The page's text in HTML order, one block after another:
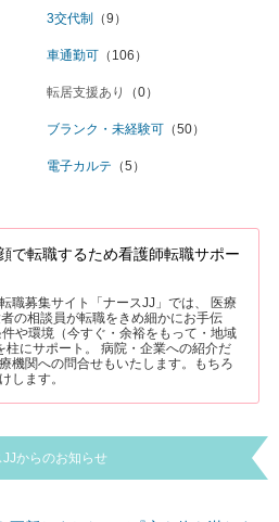
3交代制 （9）
車通勤可 （106）
転居支援あり （0）
ブランク・未経験可 （50）
電子カルテ （5）
で転職するため看護師転職サポー
職募集サイト「ナースJJ」では、 医療
の相談員が転職をきめ細かにお手伝
や環境（今すぐ・余裕をもって・地域
柱にサポート。 病院・企業への紹介だ
機関への問合せもいたします。もちろ
します。
JJからのお知らせ